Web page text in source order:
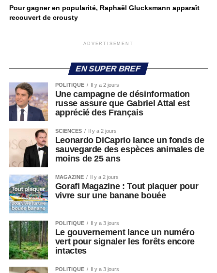
Pour gagner en popularité, Raphaël Glucksmann apparaît
recouvert de crousty
ADVERTISEMENT
EN SUPER BREF
POLITIQUE Il y a 2 jours
Une campagne de désinformation
russe assure que Gabriel Attal est
apprécié des Français
SCIENCES Il y a 2 jours
Leonardo DiCaprio lance un fonds de
sauvegarde des espèces animales de
moins de 25 ans
MAGAZINE Il y a 2 jours
Gorafi Magazine : Tout plaquer pour
vivre sur une banane bouée
POLITIQUE Il y a 3 jours
Le gouvernement lance un numéro
vert pour signaler les forêts encore
intactes
POLITIQUE Il y a 3 jours